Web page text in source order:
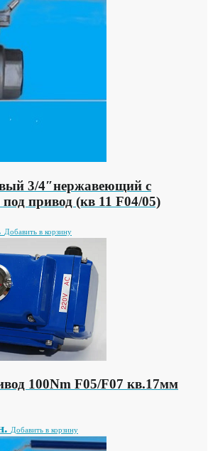
3/4″нержавеющий с
привод (кв 11 F04/05)
Добавить в корзину
100Nm F05/F07 кв.17мм
Добавить в корзину